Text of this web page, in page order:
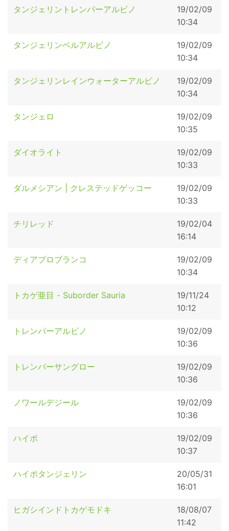
タンジェリントレンパーアルビノ
19/02/09
10:34
タンジェリンベルアルビノ
19/02/09
10:34
タンジェリンレインウォーターアルビノ
19/02/09
10:34
タンジェロ
19/02/09
10:35
ダイオライト
19/02/09
10:33
ダルメシアン | クレステッドゲッコー
19/02/09
10:33
チリレッド
19/02/04
16:14
ディアブロブランコ
19/02/09
10:34
トカゲ亜目 - Suborder Sauria
19/11/24
10:12
トレンパーアルビノ
19/02/09
10:36
トレンパーサングロー
19/02/09
10:36
ノワールデジール
19/02/09
10:36
ハイポ
19/02/09
10:37
ハイポタンジェリン
20/05/31
16:01
ヒガシインドトカゲモドキ
18/08/07
11:42